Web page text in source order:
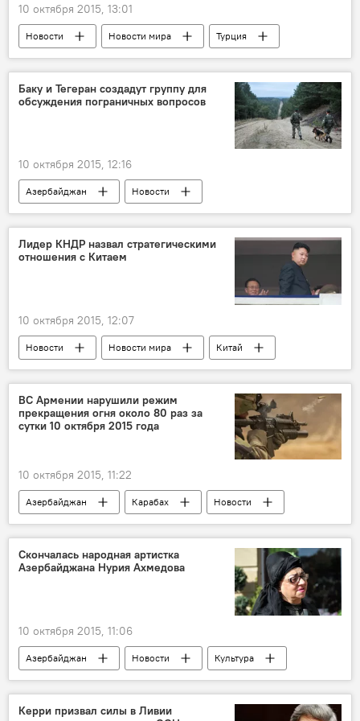
10 октября 2015, 13:01
Новости Новости мира
Турция
Анкара
РПК
Теракты
Взрывы
Железнодорожный вокзал
Баку и Тегеран создадут группу для
обсуждения пограничных вопросов
10 октября 2015, 12:16
Азербайджан
Новости
Новости мира
Иран
Министр связи и информационных технологий Ирана Махмуд Ваези
Транспортный коридор "Север-Юг"
Лидер КНДР назвал стратегическими
отношения с Китаем
10 октября 2015, 12:07
Новости Новости мира
Китай
КНДР
Ким Чен Ын
Трудовая партия Кореи
70-летний юбилей
Стратегические отношения
ВС Армении нарушили режим
прекращения огня около 80 раз за
сутки 10 октября 2015 года
10 октября 2015, 11:22
Азербайджан Карабах
Новости
Армения
Министерство обороны Азербайджана
Нарушение режима прекращения огня
Оккупация
Скончалась народная артистка
Азербайджана Нурия Ахмедова
10 октября 2015, 11:06
Азербайджан Новости
Культура
ЖИЗНЬ
Народная артистка Азербайджана Нурия Ахмедова
Керри призвал силы в Ливии